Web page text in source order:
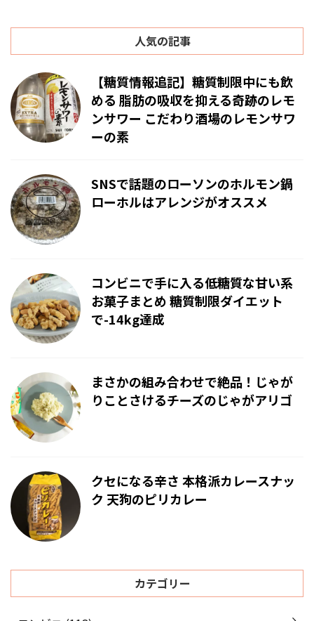
人気の記事
【糖質情報追記】糖質制限中にも飲
める 脂肪の吸収を抑える奇跡のレモ
ンサワー こだわり酒場のレモンサワ
ーの素
SNSで話題のローソンのホルモン鍋
ローホルはアレンジがオススメ
コンビニで手に入る低糖質な甘い系
お菓子まとめ 糖質制限ダイエット
で-14kg達成
まさかの組み合わせで絶品！じゃが
りことさけるチーズのじゃがアリゴ
クセになる辛さ 本格派カレースナッ
ク 天狗のピリカレー
カテゴリー